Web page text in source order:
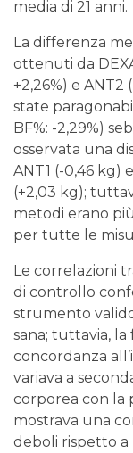
media di 21 anni.
La differenza
ottenuti da DEXA
+2,26%) e ANT2
state
BF%: -2,29%)
osservata una
ANT1 (-0,46 kg)
(+2,03 kg);
metodi erano
per tutte le
Le correlazioni
di controllo
strumento
sana; tuttavia,
concordanza
variava a
corporea con la
mostrava una
deboli rispetto a